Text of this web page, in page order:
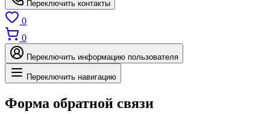
Переключить контакты
0
0
Переключить информацию пользователя
Переключить навигацию
Форма обратной связи